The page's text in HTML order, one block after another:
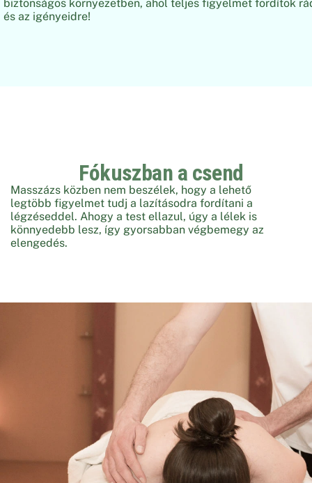
biztonságos környezetben, ahol teljes figyelmet fordítok
és az igényeidre!
Fókuszban a csend
Masszázs közben nem beszélek, hogy a lehető
legtöbb figyelmet tudj a lazításodra fordítani a
légzéseddel. Ahogy a test ellazul, úgy a lélek is
könnyedebb lesz, így gyorsabban végbemegy az
elengedés.